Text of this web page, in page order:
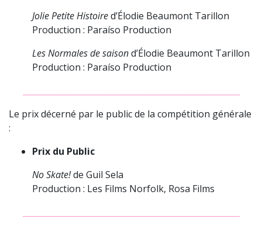
Jolie Petite Histoired’Élodie Beaumont Tarillon
Production : Paraíso Production
Les Normales de saisond’Élodie Beaumont Tarillon
Production : Paraíso Production
Le prix décerné par le public de la compétition générale
:
Prix du Public
No Skate!de Guil Sela
Production : Les Films Norfolk, Rosa Films